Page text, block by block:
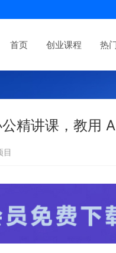
首页 创业课程 热
精讲课，教用
目